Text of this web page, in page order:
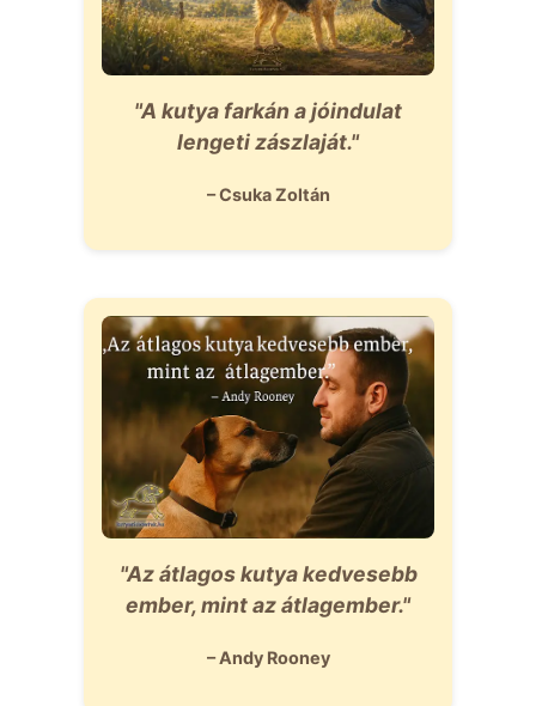
"A kutya farkán a jóindulat
lengeti zászlaját."
– Csuka Zoltán
"Az átlagos kutya kedvesebb
ember, mint az átlagember."
– Andy Rooney